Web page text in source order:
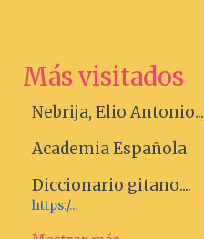
Más visitados
Nebrija, Elio Antonio...
Academia Española
Diccionario gitano....
https:/...